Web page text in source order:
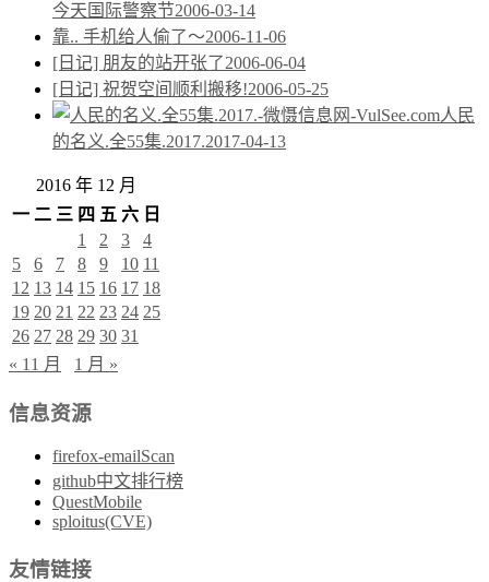
今天国际警察节2006-03-14
靠.. 手机给人偷了～2006-11-06
[日记] 朋友的站开张了2006-06-04
[日记] 祝贺空间顺利搬移!2006-05-25
人民
的名义.全55集.2017.2017-04-13
2016 年 12 月
一 二 三 四 五 六 日
1
2 3
4
5
6 7 8 9 10 11
12 13 14 15 16 17 18
19 20 21 22 23 24 25
26 27 28 29 30 31
« 11 月
1 月 »
信息资源
firefox-emailScan
github中文排行榜
QuestMobile
sploitus(CVE)
友情链接